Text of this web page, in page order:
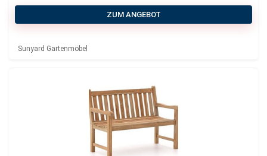
ZUM ANGEBOT
Sunyard Gartenmöbel